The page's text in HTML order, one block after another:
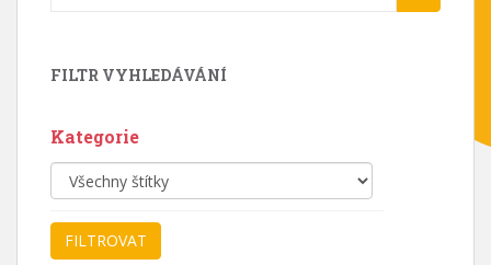
FILTR VYHLEDÁVÁNÍ
Kategorie